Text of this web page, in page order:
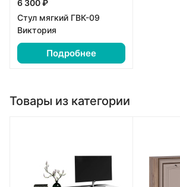
6 300 ₽
Стул мягкий ГВК-09
Виктория
Подробнее
Товары из категории